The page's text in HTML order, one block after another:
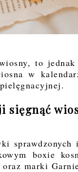
to
w
sięgnąć
boxie
oraz marki